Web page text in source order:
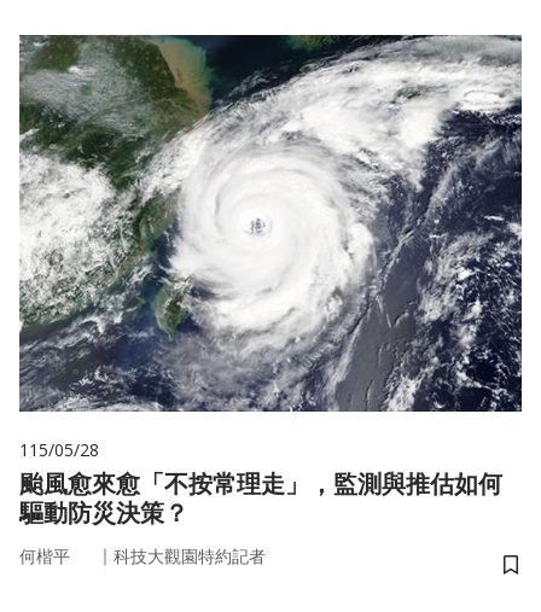
115/05/28
颱風愈來愈「不按常理走」，監測與推估如何
驅動防災決策？
何楷平 ｜ 科技大觀園特約記者
儲